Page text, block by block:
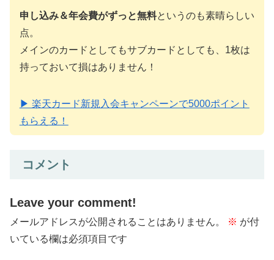
申し込み＆年会費がずっと無料というのも素晴らしい
点。
メインのカードとしてもサブカードとしても、1枚は
持っておいて損はありません！
▶ 楽天カード新規入会キャンペーンで5000ポイント
もらえる！
コメント
Leave your comment!
メールアドレスが公開されることはありません。 ※ が付
いている欄は必須項目です